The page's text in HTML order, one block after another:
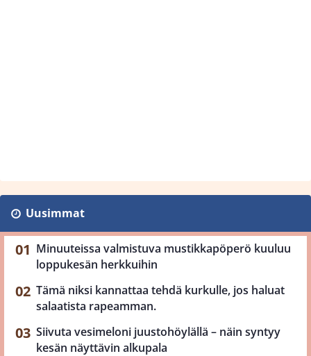
Uusimmat
Minuuteissa valmistuva mustikkapöperö kuuluu
loppukesän herkkuihin
Tämä niksi kannattaa tehdä kurkulle, jos haluat
salaatista rapeamman.
Siivuta vesimeloni juustohöylällä – näin syntyy
kesän näyttävin alkupala